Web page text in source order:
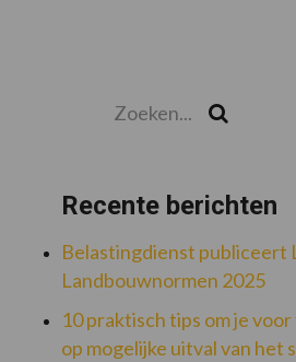
Recente berichten
Belastingdienst publiceert
Landbouwnormen 2025
10 praktisch tips om je
op mogelijke uitval van het